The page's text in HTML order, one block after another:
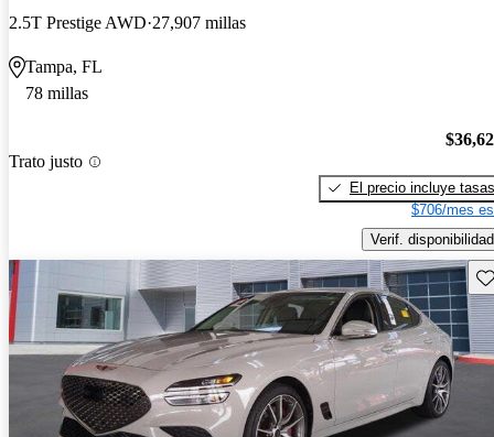
2.5T Prestige AWD 27,907 millas
Tampa, FL
78 millas
Trato justo
El precio incluye tasas
$706/mes
Verif. disponibilidad